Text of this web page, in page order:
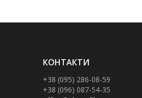
КОНТАКТИ
+38 (095) 286-08-59
+38 (096) 087-54-35